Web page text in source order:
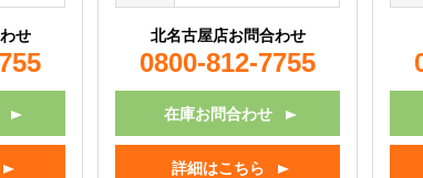
せ 北名古屋店お問合わせ
0800-812-7755
在庫お問合わせ
詳細はこちら